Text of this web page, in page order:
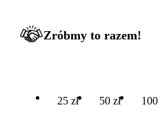
Zróbmy to razem!
25 zł 50 zł 100